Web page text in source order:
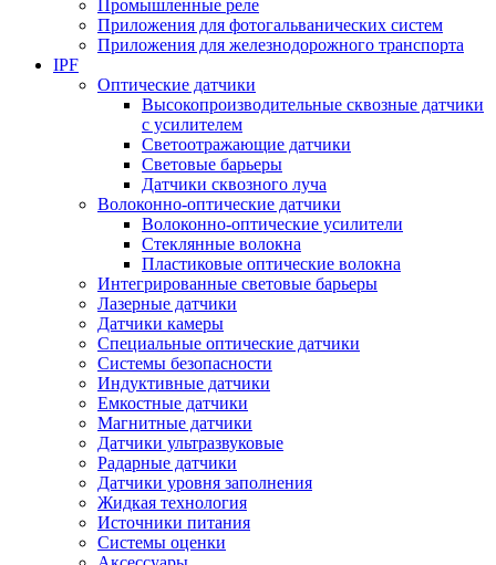
Промышленные реле
Приложения для фотогальванических систем
Приложения для железнодорожного транспорта
IPF
Оптические датчики
Высокопроизводительные сквозные датчики
с усилителем
Светоотражающие датчики
Световые барьеры
Датчики сквозного луча
Волоконно-оптические датчики
Волоконно-оптические усилители
Стеклянные волокна
Пластиковые оптические волокна
Интегрированные световые барьеры
Лазерные датчики
Датчики камеры
Специальные оптические датчики
Системы безопасности
Индуктивные датчики
Емкостные датчики
Магнитные датчики
Датчики ультразвуковые
Радарные датчики
Датчики уровня заполнения
Жидкая технология
Источники питания
Системы оценки